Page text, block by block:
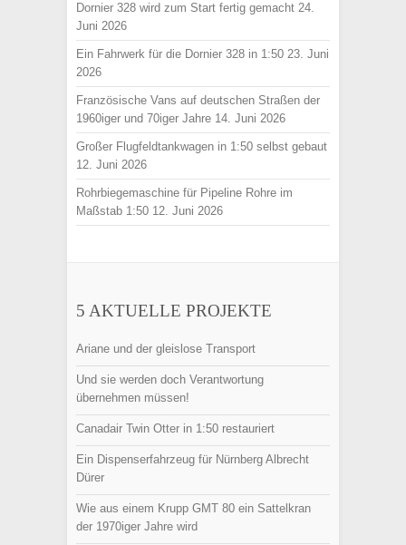
Dornier 328 wird zum Start fertig gemacht 24.
Juni 2026
Ein Fahrwerk für die Dornier 328 in 1:50 23. Juni
2026
Französische Vans auf deutschen Straßen der
1960iger und 70iger Jahre 14. Juni 2026
Großer Flugfeldtankwagen in 1:50 selbst gebaut
12. Juni 2026
Rohrbiegemaschine für Pipeline Rohre im
Maßstab 1:50 12. Juni 2026
5 AKTUELLE PROJEKTE
Ariane und der gleislose Transport
Und sie werden doch Verantwortung
übernehmen müssen!
Canadair Twin Otter in 1:50 restauriert
Ein Dispenserfahrzeug für Nürnberg Albrecht
Dürer
Wie aus einem Krupp GMT 80 ein Sattelkran
der 1970iger Jahre wird